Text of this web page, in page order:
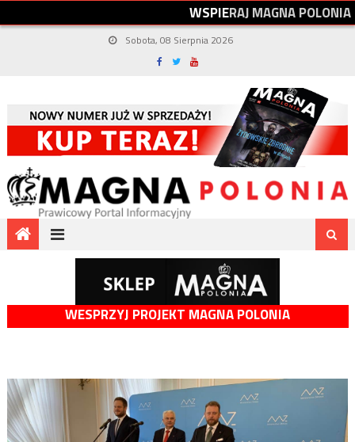
WSPIERAJMAGNAPOLONIA
Sobota, 08 Sierpnia 2026
WESPRZYJ PROJEKT MAGNA POLONIA